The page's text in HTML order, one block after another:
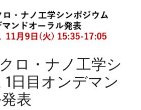
ロ・ナノ工学シ
日目オンデマン
表